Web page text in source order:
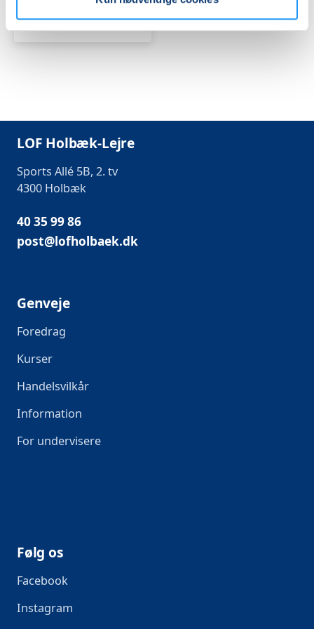
Anne Flohr Pedersen
LOF Holbæk-Lejre
Sports Allé 5B, 2. tv
4300 Holbæk
40 35 99 86
post@lofholbaek.dk
Genveje
Foredrag
Kurser
Handelsvilkår
Information
For undervisere
Følg os
Facebook
Instagram